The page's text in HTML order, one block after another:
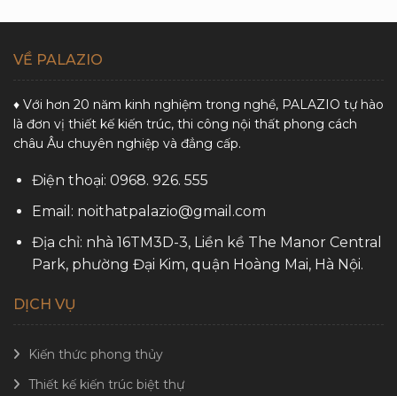
VỀ PALAZIO
♦ Với hơn 20 năm kinh nghiệm trong nghề, PALAZIO tự hào
là đơn vị thiết kế kiến trúc, thi công nội thất phong cách
châu Âu chuyên nghiệp và đẳng cấp.
Điện thoại: 0968. 926. 555
Email: noithatpalazio@gmail.com
Địa chỉ: nhà 16TM3D-3, Liền kề The Manor Central
Park, phường Đại Kim, quận Hoàng Mai, Hà Nội.
DỊCH VỤ
Kiến thức phong thủy
Thiết kế kiến trúc biệt thự